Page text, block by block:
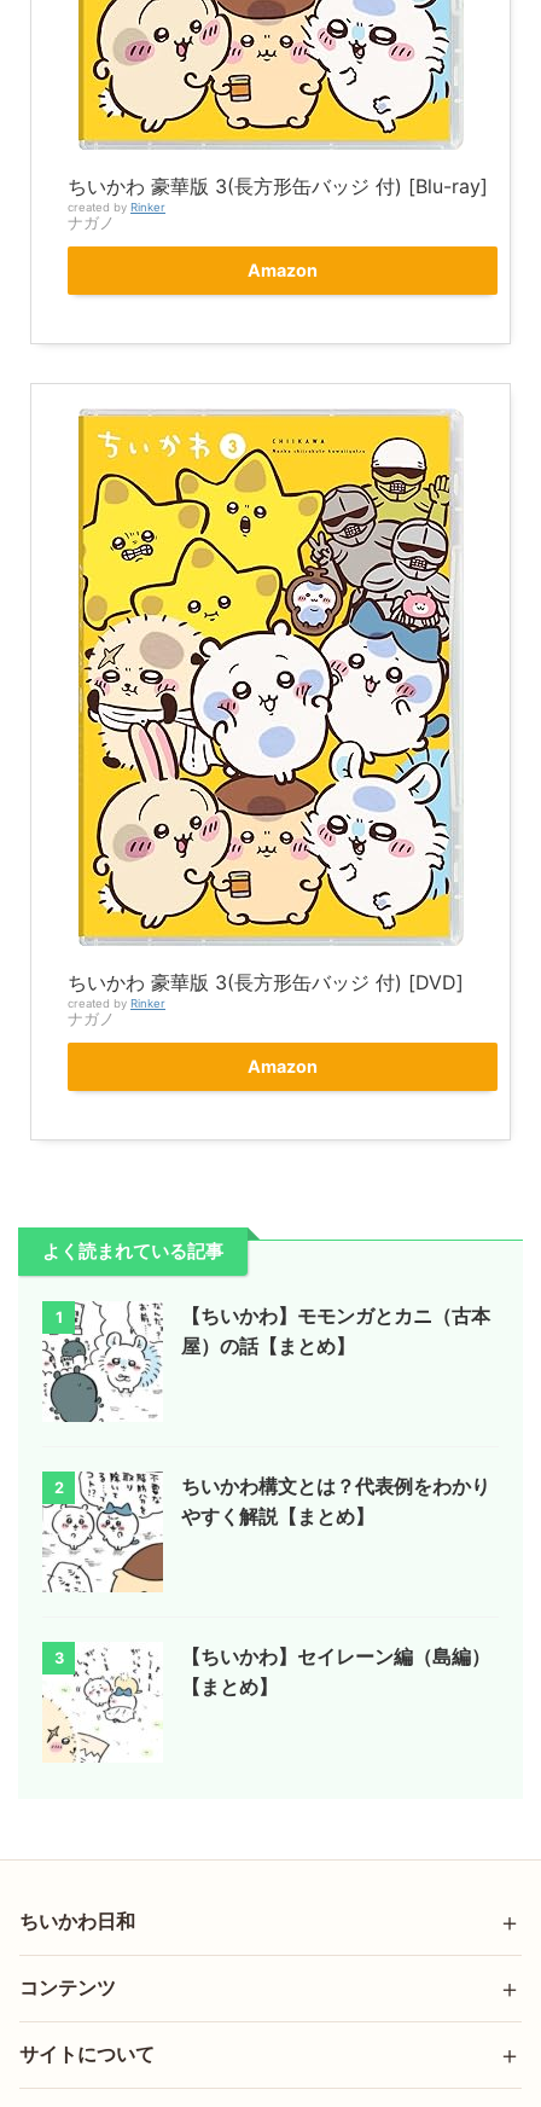
ちいかわ 豪華版 3(長方形缶バッジ 付) [Blu-ray]
created by Rinker
ナガノ
Amazon
ちいかわ 豪華版 3(長方形缶バッジ 付) [DVD]
created by Rinker
ナガノ
Amazon
よく読まれている記事
1
【ちいかわ】モモンガとカニ（古本
屋）の話【まとめ】
2
ちいかわ構文とは？代表例をわかり
やすく解説【まとめ】
3
【ちいかわ】セイレーン編（島編）
【まとめ】
ちいかわ日和
コンテンツ
サイトについて